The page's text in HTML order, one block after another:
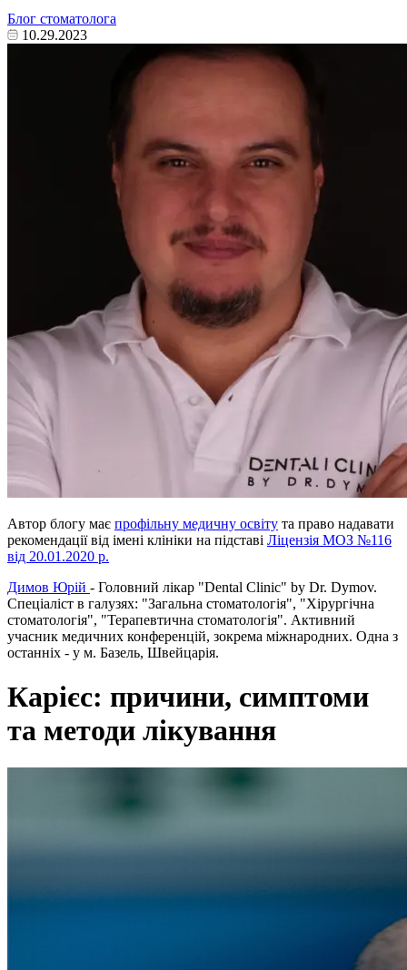
Блог стоматолога
10.29.2023
Автор блогу має профільну медичну освіту та право надавати
рекомендації від імені клініки на підставі Ліцензія МОЗ №116
від 20.01.2020 р.
Димов Юрій - Головний лікар "Dental Clinic" by Dr. Dymov.
Спеціаліст в галузях: "Загальна стоматологія", "Хірургічна
стоматологія", "Терапевтична стоматологія". Активний
учасник медичних конференцій, зокрема міжнародних. Одна з
останніх - у м. Базель, Швейцарія.
Карієс: причини, симптоми
та методи лікування